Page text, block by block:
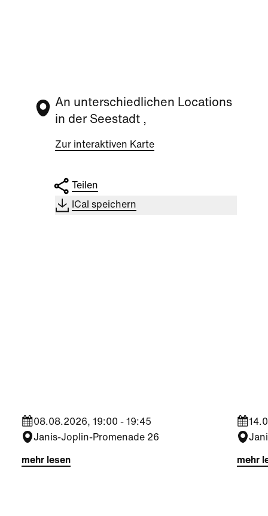
An unterschiedlichen Locations
in der Seestadt ,
Zur interaktiven Karte
Teilen
ICal speichern
08.08.2026, 19:00 - 19:45
Janis-Joplin-Promenade 26
mehr lesen mehr